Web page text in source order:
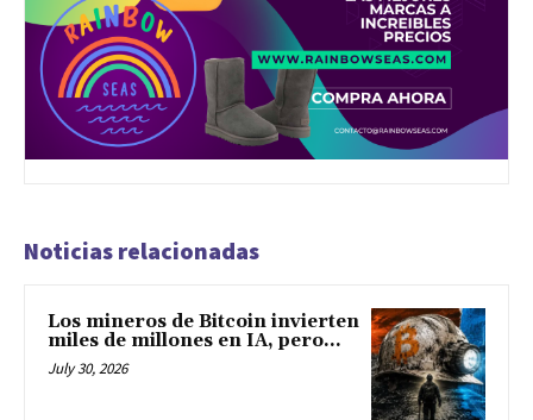
Noticias relacionadas
Los mineros de Bitcoin invierten
miles de millones en IA, pero...
July 30, 2026